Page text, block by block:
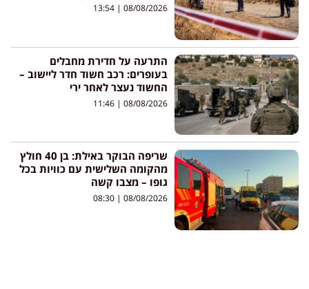
08/08/2026
התרעה על חדירת מחבלים
בעופרים: רכב חשוד חדר ליישוב –
החשוד נעצר לאחר ירי
08/08/2026
שריפה הבוקר באילת: בן 40 חולץ
מהקומה השלישית עם כוויות בכל
גופו – מצבו קשה
08/08/2026